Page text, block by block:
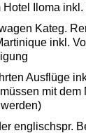
Hotel Iloma inkl.
Kateg.
inkl.
Ausflüge
mit
englischspr.